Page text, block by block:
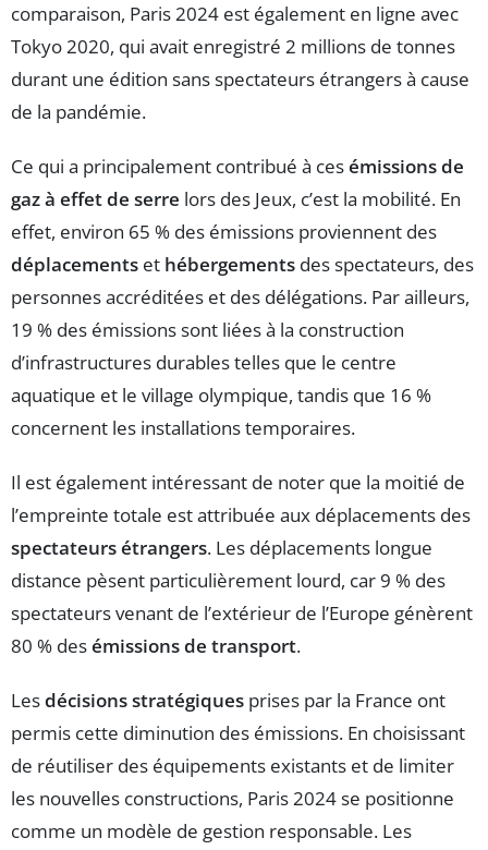
comparaison, Paris 2024 est également en ligne avec
Tokyo 2020, qui avait enregistré 2 millions de tonnes
durant une édition sans spectateurs étrangers à cause
de la pandémie.
Ce qui a principalement contribué à cesémissions de
gaz à effet de serre lors des Jeux, c’est la mobilité. En
effet, environ 65 % des émissions proviennent des
déplacements et hébergements des spectateurs, des
personnes accréditées et des délégations. Par ailleurs,
19 % des émissions sont liées à la construction
d’infrastructures durables telles que le centre
aquatique et le village olympique, tandis que 16 %
concernent les installations temporaires.
Il est également intéressant de noter que la moitié de
l’empreinte totale est attribuée aux déplacements des
spectateurs étrangers. Les déplacements longue
distance pèsent particulièrement lourd, car 9 % des
spectateurs venant de l’extérieur de l’Europe génèrent
80 % desémissions de transport.
Lesdécisions stratégiques prises par la France ont
permis cette diminution des émissions. En choisissant
de réutiliser des équipements existants et de limiter
les nouvelles constructions, Paris 2024 se positionne
comme un modèle de gestion responsable. Les